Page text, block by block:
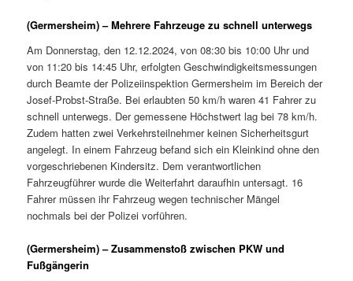
(Germersheim) – Mehrere Fahrzeuge zu schnell unterwegs
Am Donnerstag, den 12.12.2024, von 08:30 bis 10:00 Uhr und
von 11:20 bis 14:45 Uhr, erfolgten Geschwindigkeitsmessungen
durch Beamte der Polizeiinspektion Germersheim im Bereich der
Josef-Probst-Straße. Bei erlaubten 50 km/h waren 41 Fahrer zu
schnell unterwegs. Der gemessene Höchstwert lag bei 78 km/h.
Zudem hatten zwei Verkehrsteilnehmer keinen Sicherheitsgurt
angelegt. In einem Fahrzeug befand sich ein Kleinkind ohne den
vorgeschriebenen Kindersitz. Dem verantwortlichen
Fahrzeugführer wurde die Weiterfahrt daraufhin untersagt. 16
Fahrer müssen ihr Fahrzeug wegen technischer Mängel
nochmals bei der Polizei vorführen.
(Germersheim) – Zusammenstoß zwischen PKW und
Fußgängerin